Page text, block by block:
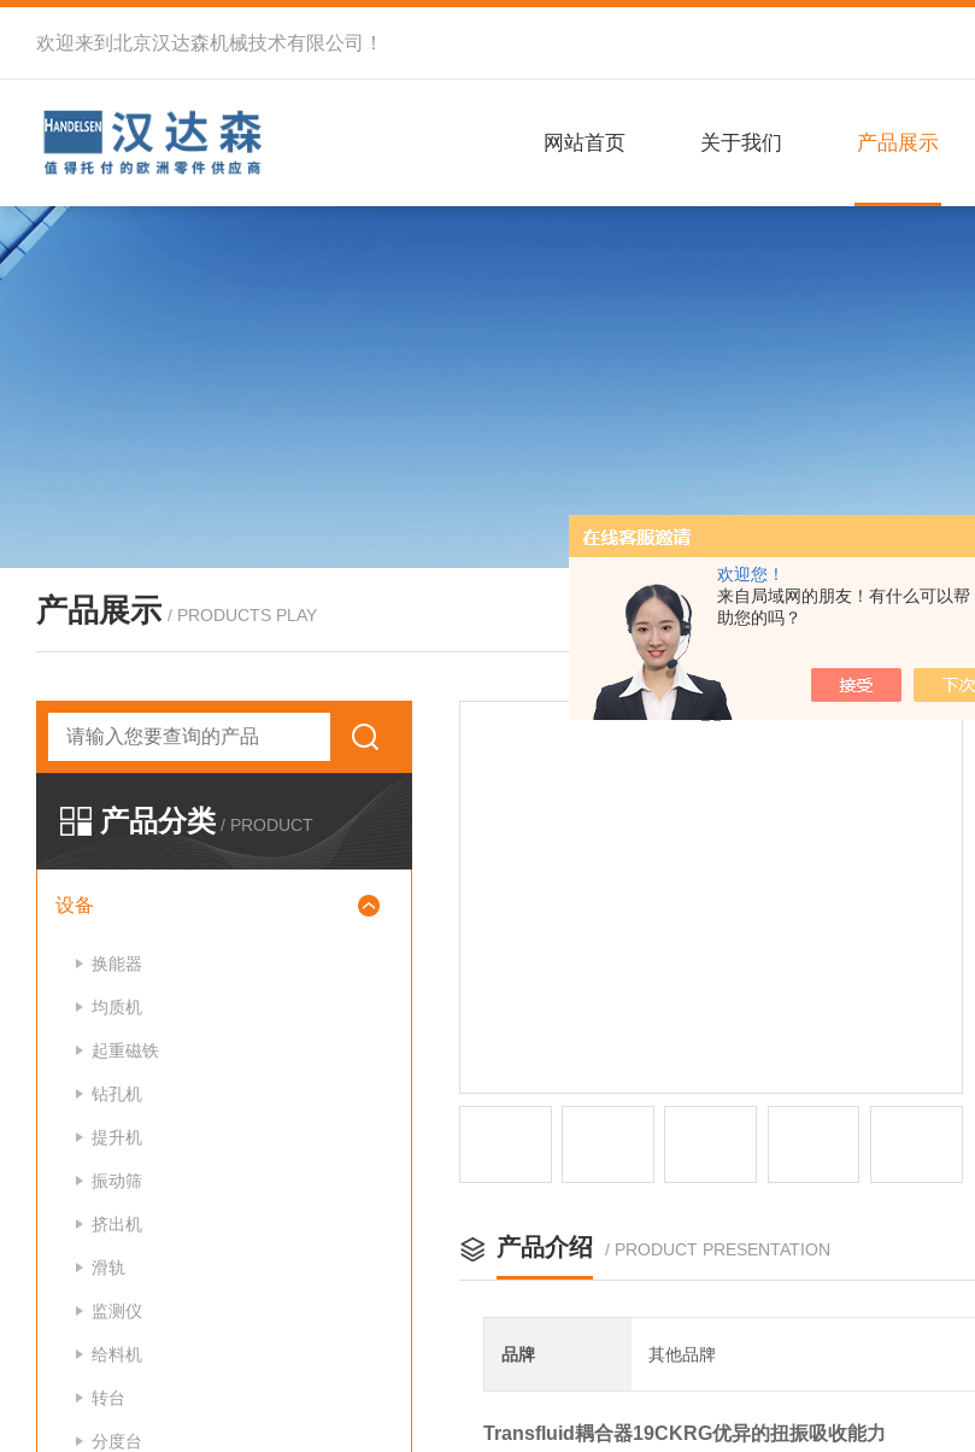
欢迎您！
来自局域网的朋友！有什么可以帮
助您的吗？
欢迎来到北京汉达森机械技术有限公司！
网站首页 关于我们 产品展示
产品展示 / PRODUCTS PLAY 我的位置：首页>产品展示
产品分类 / PRODUCT
设备
换能器
均质机
起重磁铁
钻孔机
提升机
振动筛
挤出机
滑轨
监测仪
给料机
转台
分度台
产品介绍 / PRODUCT PRESENTATION
品牌 其他品牌
Transfluid耦合器19CKRG优异的扭振吸收能力